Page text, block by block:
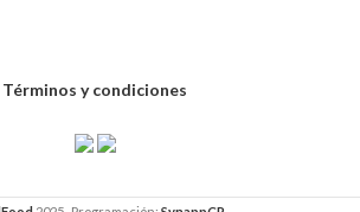
Términos y condiciones